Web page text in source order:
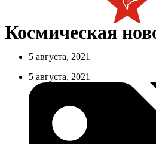
Космическая
5 августа, 2021
5 августа, 2021